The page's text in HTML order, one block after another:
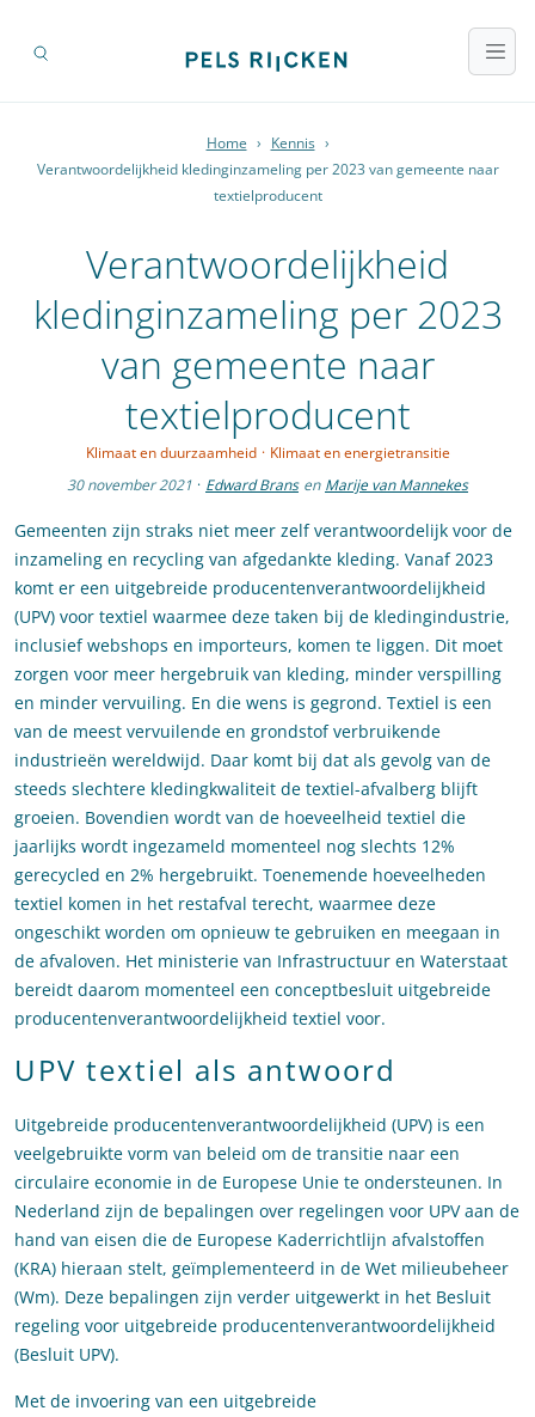
Home › Kennis ›
Verantwoordelijkheid kledinginzameling per 2023 van gemeente naar
textielproducent
Verantwoordelijkheid
kledinginzameling per 2023
van gemeente naar
textielproducent
Klimaat en duurzaamheid · Klimaat en energietransitie
30 november 2021 · Edward Brans en Marije van Mannekes
Gemeenten zijn straks niet meer zelf verantwoordelijk voor de
inzameling en recycling van afgedankte kleding. Vanaf 2023
komt er een uitgebreide producentenverantwoordelijkheid
(UPV) voor textiel waarmee deze taken bij de kledingindustrie,
inclusief webshops en importeurs, komen te liggen. Dit moet
zorgen voor meer hergebruik van kleding, minder verspilling
en minder vervuiling. En die wens is gegrond. Textiel is een
van de meest vervuilende en grondstof verbruikende
industrieën wereldwijd. Daar komt bij dat als gevolg van de
steeds slechtere kledingkwaliteit de textiel-afvalberg blijft
groeien. Bovendien wordt van de hoeveelheid textiel die
jaarlijks wordt ingezameld momenteel nog slechts 12%
gerecycled en 2% hergebruikt. Toenemende hoeveelheden
textiel komen in het restafval terecht, waarmee deze
ongeschikt worden om opnieuw te gebruiken en meegaan in
de afvaloven. Het ministerie van Infrastructuur en Waterstaat
bereidt daarom momenteel een conceptbesluit uitgebreide
producentenverantwoordelijkheid textiel voor.
UPV textiel als antwoord
Uitgebreide producentenverantwoordelijkheid (UPV) is een
veelgebruikte vorm van beleid om de transitie naar een
circulaire economie in de Europese Unie te ondersteunen. In
Nederland zijn de bepalingen over regelingen voor UPV aan de
hand van eisen die de Europese Kaderrichtlijn afvalstoffen
(KRA) hieraan stelt, geïmplementeerd in de Wet milieubeheer
(Wm). Deze bepalingen zijn verder uitgewerkt in het Besluit
regeling voor uitgebreide producentenverantwoordelijkheid
(Besluit UPV).
Met de invoering van een uitgebreide